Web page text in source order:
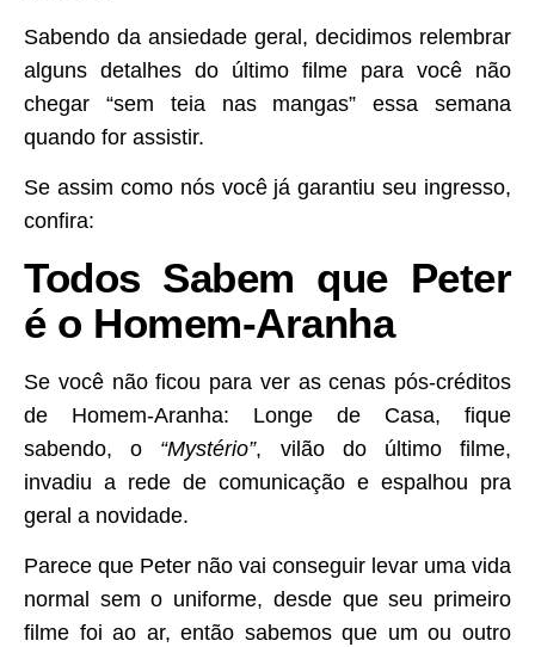
Sabendo da ansiedade geral, decidimos relembrar
alguns detalhes do último filme para você não
chegar “sem teia nas mangas” essa semana
quando for assistir.
Se assim como nós você já garantiu seu ingresso,
confira:
Todos Sabem que Peter
é o Homem-Aranha
Se você não ficou para ver as cenas pós-créditos
de Homem-Aranha: Longe de Casa, fique
sabendo, o “Mystério”, vilão do último filme,
invadiu a rede de comunicação e espalhou pra
geral a novidade.
Parece que Peter não vai conseguir levar uma vida
normal sem o uniforme, desde que seu primeiro
filme foi ao ar, então sabemos que um ou outro